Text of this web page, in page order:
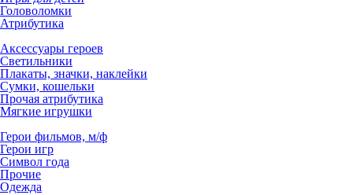
Головоломки
Атрибутика
Аксессуары героев
Светильники
Плакаты, значки, наклейки
Сумки, кошельки
Прочая атрибутика
Мягкие игрушки
Герои фильмов, м/ф
Герои игр
Символ года
Прочие
Одежда